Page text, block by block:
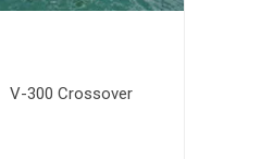
V-300 Crossover